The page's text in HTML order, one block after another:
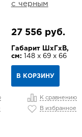
с черным
27 556 руб.
Габарит ШхГхВ,
см: 148 х 69 х 66
В КОРЗИНУ
К сравнению
В избранное